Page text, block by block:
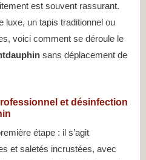
est souvent rassurant.
luxe, un tapis traditionnel ou
voici comment se déroule le
sans déplacement de
et désinfection
étape : il s’agit
et saletés incrustées, avec